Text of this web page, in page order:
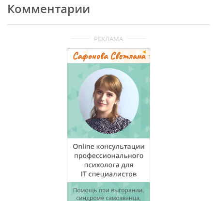
Комментарии
РЕКЛАМА